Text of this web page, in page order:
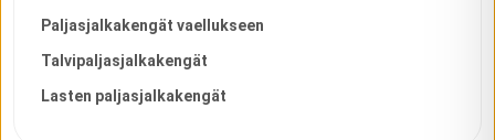
Paljasjalkakengät vaellukseen
Talvipaljasjalkakengät
Lasten paljasjalkakengät